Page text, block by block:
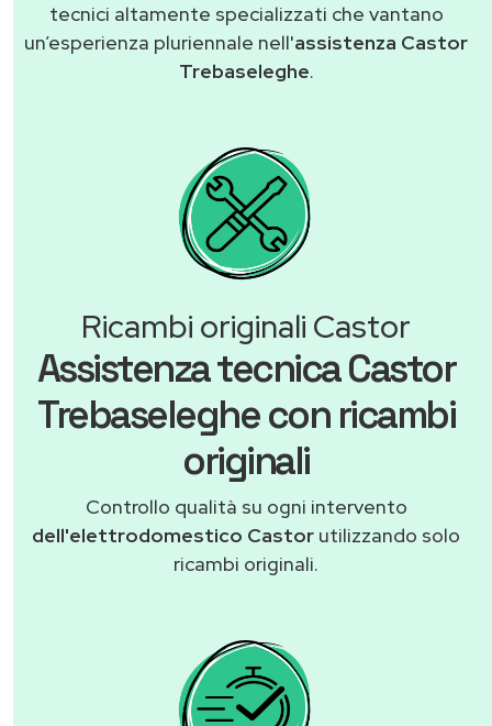
tecnici altamente specializzati che vantano
un’esperienza pluriennale nell'assistenza Castor
Trebaseleghe.
Ricambi originali Castor
Assistenza tecnica Castor
Trebaseleghe con ricambi
originali
Controllo qualità su ogni intervento
dell'elettrodomestico Castor utilizzando solo
ricambi originali.